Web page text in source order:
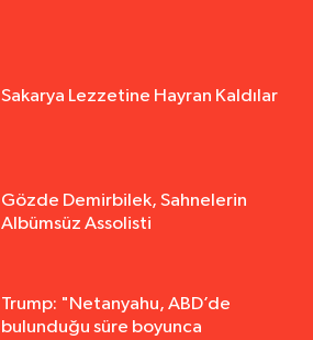
Sakarya Lezzetine Hayran Kaldılar
Gözde Demirbilek, Sahnelerin
Albümsüz Assolisti
Trump: "Netanyahu, ABD’de
bulunduğu süre boyunca